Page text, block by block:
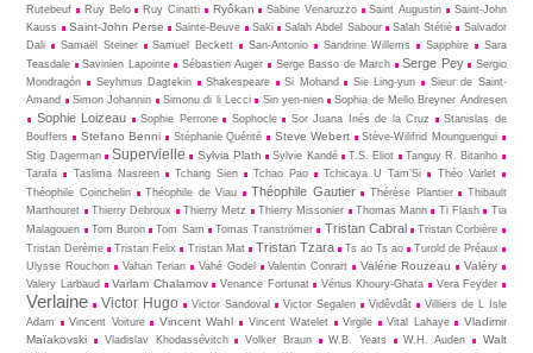
Rutebeuf
Ruy Belo Ruy Cinatti Ryôkan Sabine Venaruzzo Saint Augustin
Saint-John
Kauss
Saint-John Perse Sainte-Beuve Saki Salah Abdel Sabour Salah Stétié
Salvador
Dali
Samaël Steiner Samuel Beckett San-Antonio Sandrine Willems Sapphire
Sara
Teasdale
Savinien Lapointe Sébastien Auger Serge Basso de March Serge Pey
Sergio
Mondragón
Seyhmus Dagtekin Shakespeare Si Mohand Sie Ling-yun
Sieur de Saint-
Amand
Simon Johannin Simonu di li Lecci Sin yen-nien Sophia de Mello Breyner Andresen
Sophie Loizeau Sophie Perrone Sophocle Sor Juana Inés de la Cruz
Stanislas de
Bouffers
Stefano Benni Stéphanie Quérité Steve Webert
Stève-Wilifrid Mounguengui
Stig Dagerman
Supervielle Sylvia Plath Sylvie Kandé T.S. Eliot
Tanguy R. Bitariho
Tarafa
Taslima Nasreen Tchang Sien Tchao Pao Tchicaya U Tam’Si
Théo Varlet
Théophile Coinchelin
Théophile de Viau Théophile Gautier Thérèse Plantier
Thibault
Marthouret
Thierry Debroux Thierry Metz Thierry Missonier Thomas Mann Ti Flash
Tia
Malagouen
Tom Buron Tom Sam Tomas Tranströmer Tristan Cabral
Tristan Corbière
Tristan Derème
Tristan Felix Tristan Mat Tristan Tzara Ts ao Ts ao
Turold de Préaux
Ulysse Rouchon
Vahan Terian Vahé Godel Valentin Conrart Valérie Rouzeau Valéry
Valery Larbaud Varlam Chalamov Venance Fortunat Vénus Khoury-Ghata Vera Feyder
Verlaine Victor Hugo Victor Sandoval Victor Segalen Vidêvdât
Villiers de L Isle
Adam
Vincent Voiture Vincent Wahl Vincent Watelet Virgile Vital Lahaye
Vladimir
Maïakovski
Vladislav Khodassévitch Volker Braun W.B. Yeats W.H. Auden
Walt